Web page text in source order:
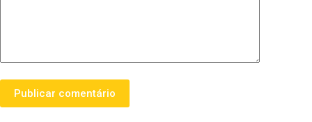
Publicar comentário